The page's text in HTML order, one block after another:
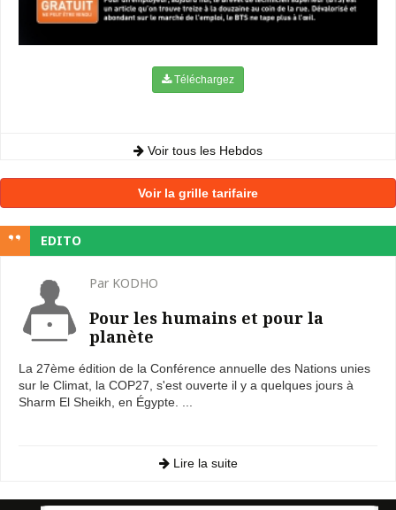
Téléchargez
Voir tous les Hebdos
Voir la grille tarifaire
EDITO
Par KODHO
Pour les humains et pour la
planète
La 27ème édition de la Conférence annuelle des Nations unies
sur le Climat, la COP27, s'est ouverte il y a quelques jours à
Sharm El Sheikh, en Égypte. ...
Lire la suite